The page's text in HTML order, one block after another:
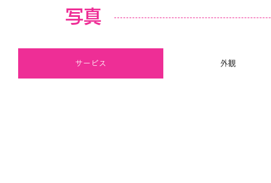
写真
サービス 外観